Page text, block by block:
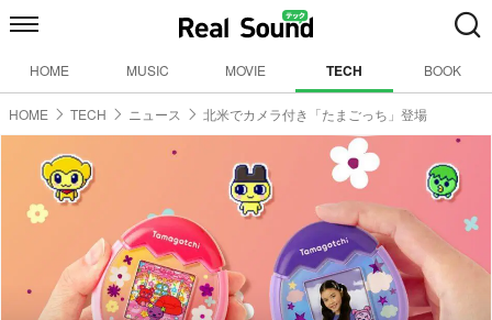
HOME MUSIC MOVIE TECH BOOK
HOME TECH ニュース 北米でカメラ付き「たまごっち」登場